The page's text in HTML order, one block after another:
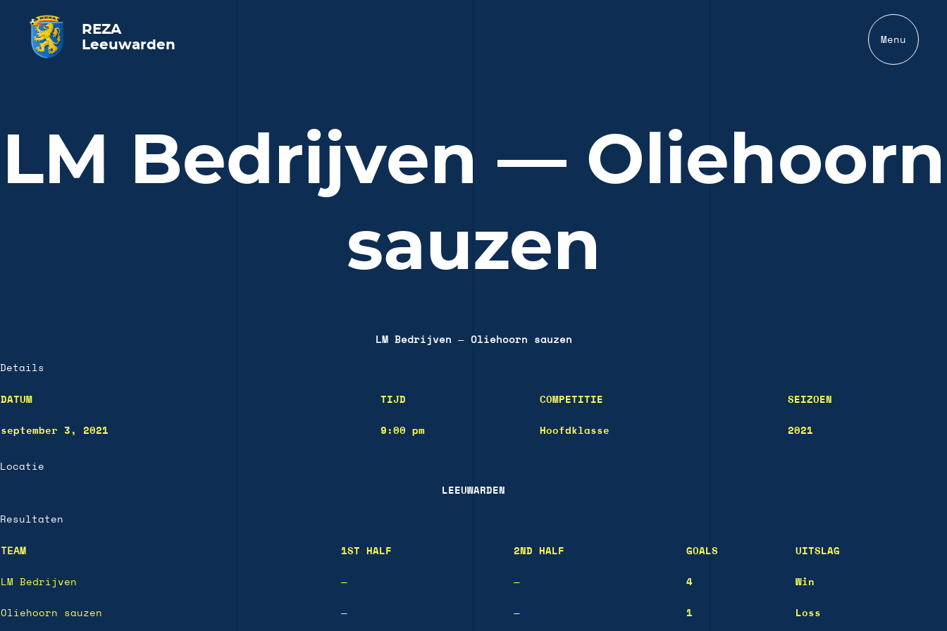
REZA
Leeuwarden
Menu
LM Bedrijven — Oliehoorn
sauzen
LM Bedrijven — Oliehoorn sauzen
Details
DATUM TIJD COMPETITIE SEIZOEN
september 3, 2021 9:00 pm Hoofdklasse 2021
Locatie
LEEUWARDEN
Resultaten
TEAM 1ST HALF 2ND HALF GOALS UITSLAG
LM Bedrijven — — 4 Win
Oliehoorn sauzen — — 1 Loss